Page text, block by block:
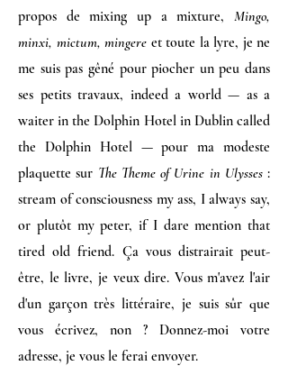
propos de mixing up a mixture, Mingo,
minxi, mictum, mingere et toute la lyre, je ne
me suis pas gêné pour piocher un peu dans
ses petits travaux, indeed a world — as a
waiter in the Dolphin Hotel in Dublin called
the Dolphin Hotel — pour ma modeste
plaquette sur The Theme of Urine in Ulysses:
stream of consciousness my ass, I always say,
or plutôt my peter, if I dare mention that
tired old friend. Ça vous distrairait peut-
être, le livre, je veux dire. Vous m'avez l'air
d'un garçon très littéraire, je suis sûr que
vous écrivez, non ? Donnez-moi votre
adresse, je vous le ferai envoyer.